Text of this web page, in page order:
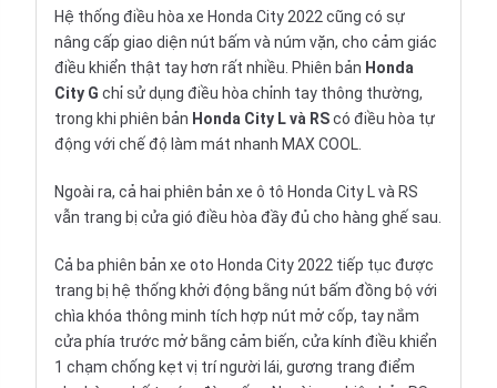
Hệ thống điều hòa xe Honda City 2022 cũng có sự
nâng cấp giao diện nút bấm và núm vặn, cho cảm giác
điều khiển thật tay hơn rất nhiều. Phiên bản Honda
City G chỉ sử dụng điều hòa chỉnh tay thông thường,
trong khi phiên bản Honda City Lvà RScó điều hòa tự
động với chế độ làm mát nhanh MAX COOL.
Ngoài ra, cả hai phiên bản xe ô tô Honda City L và RS
vẫn trang bị cửa gió điều hòa đầy đủ cho hàng ghế sau.
Cả ba phiên bản xe oto Honda City 2022 tiếp tục được
trang bị hệ thống khởi động bằng nút bấm đồng bộ với
chìa khóa thông minh tích hợp nút mở cốp, tay nắm
cửa phía trước mở bằng cảm biến, cửa kính điều khiển
1 chạm chống kẹt vị trí người lái, gương trang điểm